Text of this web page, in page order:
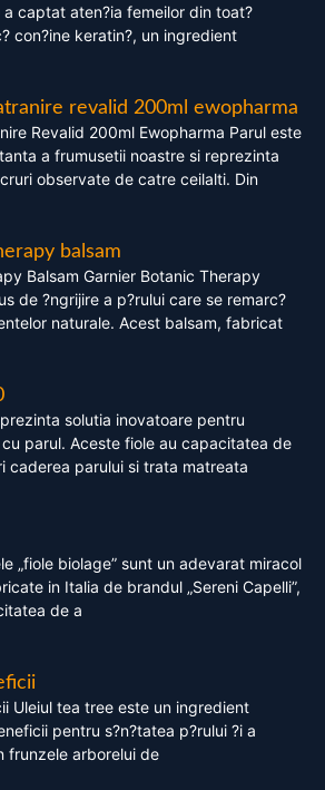
a captat aten?ia femeilor din toat?
con?ine keratin?, un ingredient
revalid 200ml ewopharma
Revalid 200ml Ewopharma Parul este
a frumusetii noastre si reprezinta
observate de catre ceilalti. Din
balsam
Balsam Garnier Botanic Therapy
de ?ngrijire a p?rului care se remarc?
naturale. Acest balsam, fabricat
solutia inovatoare pentru
parul. Aceste fiole au capacitatea de
caderea parului si trata matreata
„fiole biolage” sunt un adevarat miracol
in Italia de brandul „Sereni Capelli”,
de a
Uleiul tea tree este un ingredient
pentru s?n?tatea p?rului ?i a
frunzele arborelui de